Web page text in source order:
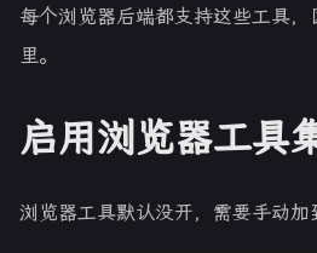
每个浏览器后端都支持这些工具
里。
启用浏览器工具
浏览器工具默认没开，需要手动加